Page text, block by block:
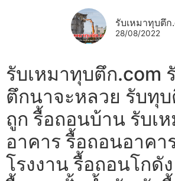
รับเหมาทุบตึก
28/08/2022
รับเหมาทุบตึก.com
ตึกนาจะหลวย รับทุบ
ถูก รื้อถอนบ้าน รับเ
อาคาร รื้อถอนอาคา
โรงงาน รื้อถอนโกดั